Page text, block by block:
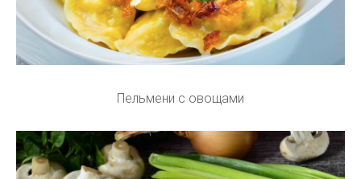
Пельмени с овощами